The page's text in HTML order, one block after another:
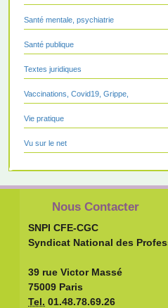
Santé mentale, psychiatrie
Santé publique
Textes juridiques
Vaccinations, Covid19, Grippe,
Vie pratique
Vu sur le net
Nous Contacter
SNPI CFE-CGC
Syndicat National des
39 rue Victor Massé
75009 Paris
Tel. 01.48.78.69.26